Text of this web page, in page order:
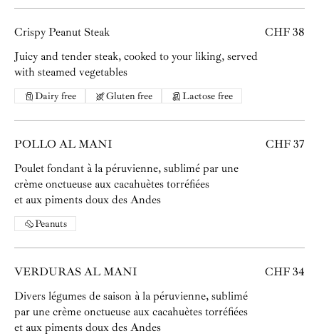
Crispy Peanut Steak
Juicy and tender steak, cooked to your liking, served
with steamed vegetables
CHF 38
Dairy free Gluten free Lactose free
POLLO AL MANI
Poulet fondant à la péruvienne, sublimé par une
crème onctueuse aux cacahuètes torréfiées
et aux piments doux des Andes
CHF 37
Peanuts
VERDURAS AL MANI
Divers légumes de saison à la péruvienne, sublimé
par une crème onctueuse aux cacahuètes torréfiées
et aux piments doux des Andes
CHF 34